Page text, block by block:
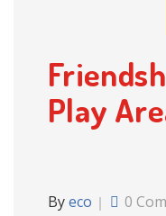
Play
Byeco 0